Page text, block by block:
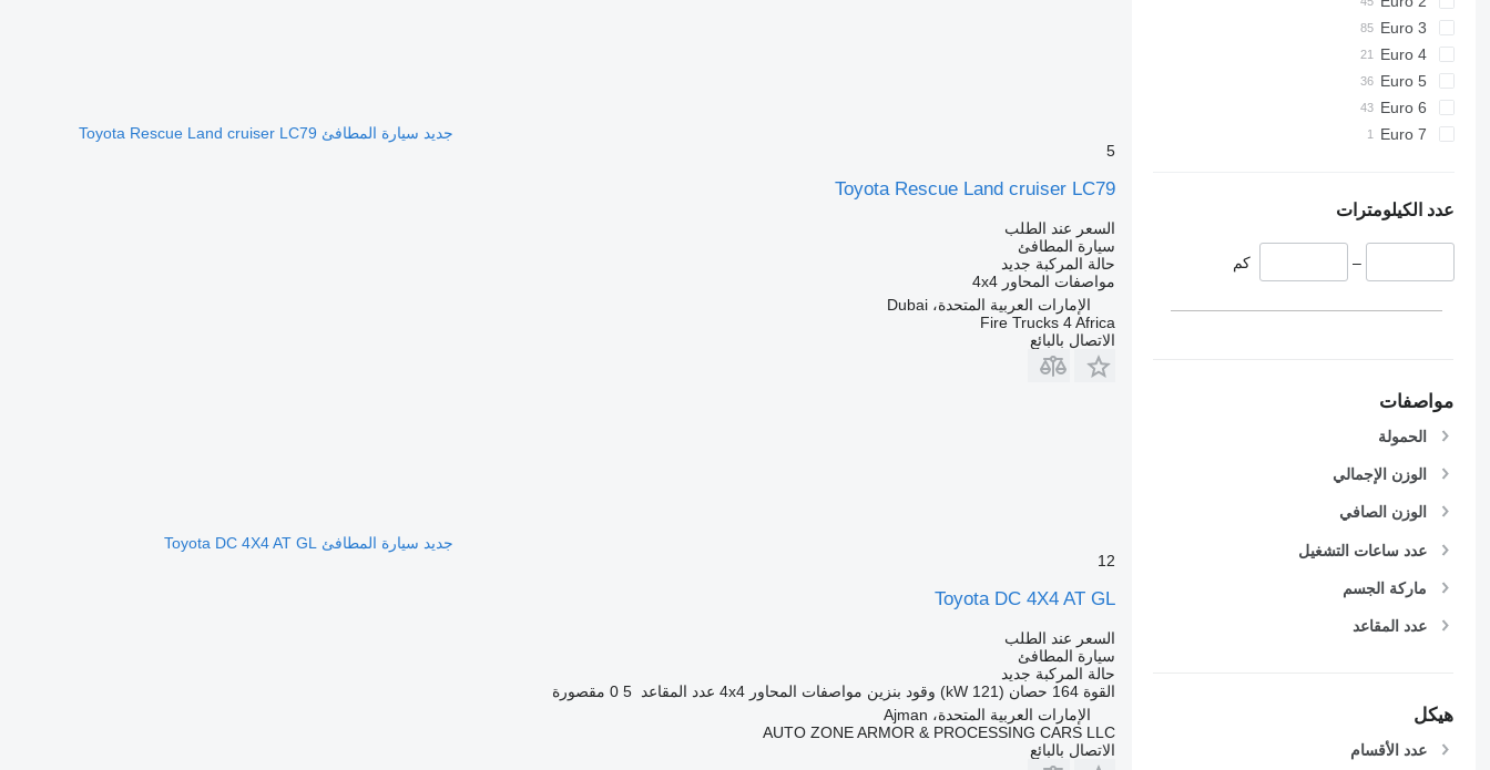
Euro 3
Euro 4
Euro 5
Euro 6
Euro 7
عدد الكيلومترات
– كم
مواصفات
الحمولة
الوزن الإجمالي
الوزن الصافي
عدد ساعات التشغيل
ماركة الجسم
عدد المقاعد
هيكل
عدد الأقسام
جديد سيارة المطافئ Toyota Rescue Land cruiser LC79
5
Toyota Rescue Land cruiser LC79
السعر عند الطلب
سيارة المطافئ
حالة المركبة جديد
مواصفات المحاور 4x4
الإمارات العربية المتحدة، Dubai
Fire Trucks 4 Africa
الاتصال بالبائع
جديد سيارة المطافئ Toyota DC 4X4 AT GL
12
Toyota DC 4X4 AT GL
السعر عند الطلب
سيارة المطافئ
حالة المركبة جديد
القوة 164 حصان (121 kW) وقود بنزين مواصفات المحاور 4x4 عدد المقاعد 5 0 مقصورة
الإمارات العربية المتحدة، Ajman
AUTO ZONE ARMOR & PROCESSING CARS LLC
الاتصال بالبائع